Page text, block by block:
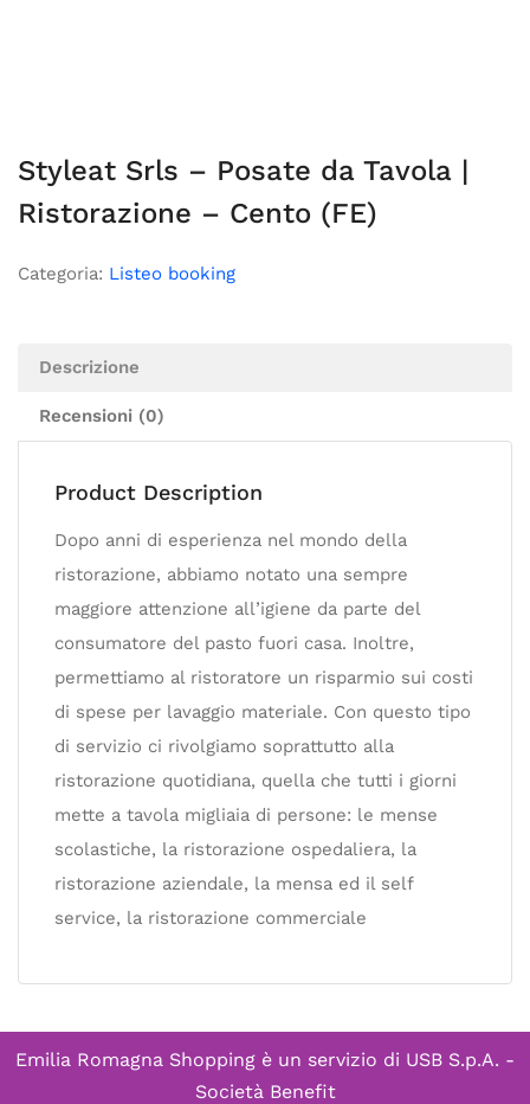
Styleat Srls – Posate da Tavola |
Ristorazione – Cento (FE)
Categoria: Listeo booking
Descrizione
Recensioni (0)
Product Description
Dopo anni di esperienza nel mondo della
ristorazione, abbiamo notato una sempre
maggiore attenzione all’igiene da parte del
consumatore del pasto fuori casa. Inoltre,
permettiamo al ristoratore un risparmio sui costi
di spese per lavaggio materiale. Con questo tipo
di servizio ci rivolgiamo soprattutto alla
ristorazione quotidiana, quella che tutti i giorni
mette a tavola migliaia di persone: le mense
scolastiche, la ristorazione ospedaliera, la
ristorazione aziendale, la mensa ed il self
service, la ristorazione commerciale
Emilia Romagna Shopping è un servizio di USB S.p.A. -
Società Benefit